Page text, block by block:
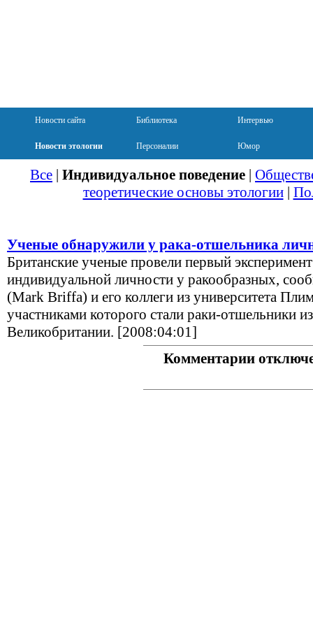
Новости сайта Библиотека Интервью
Новости этологии Персоналии Юмор
Все | Индивидуальное поведение |
теоретические основы этологии|
Ученые обнаружили у рака-отшельника
Британские ученые провели первый
индивидуальной личности у ракообразных,
(Mark Briffa) и его коллеги из университета
участниками которого стали раки-отшельники
Великобритании. [2008:04:01]
Комментарии